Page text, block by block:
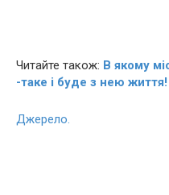
Читайте також: В якому
-таке і буде з нею життя!
Джерело.